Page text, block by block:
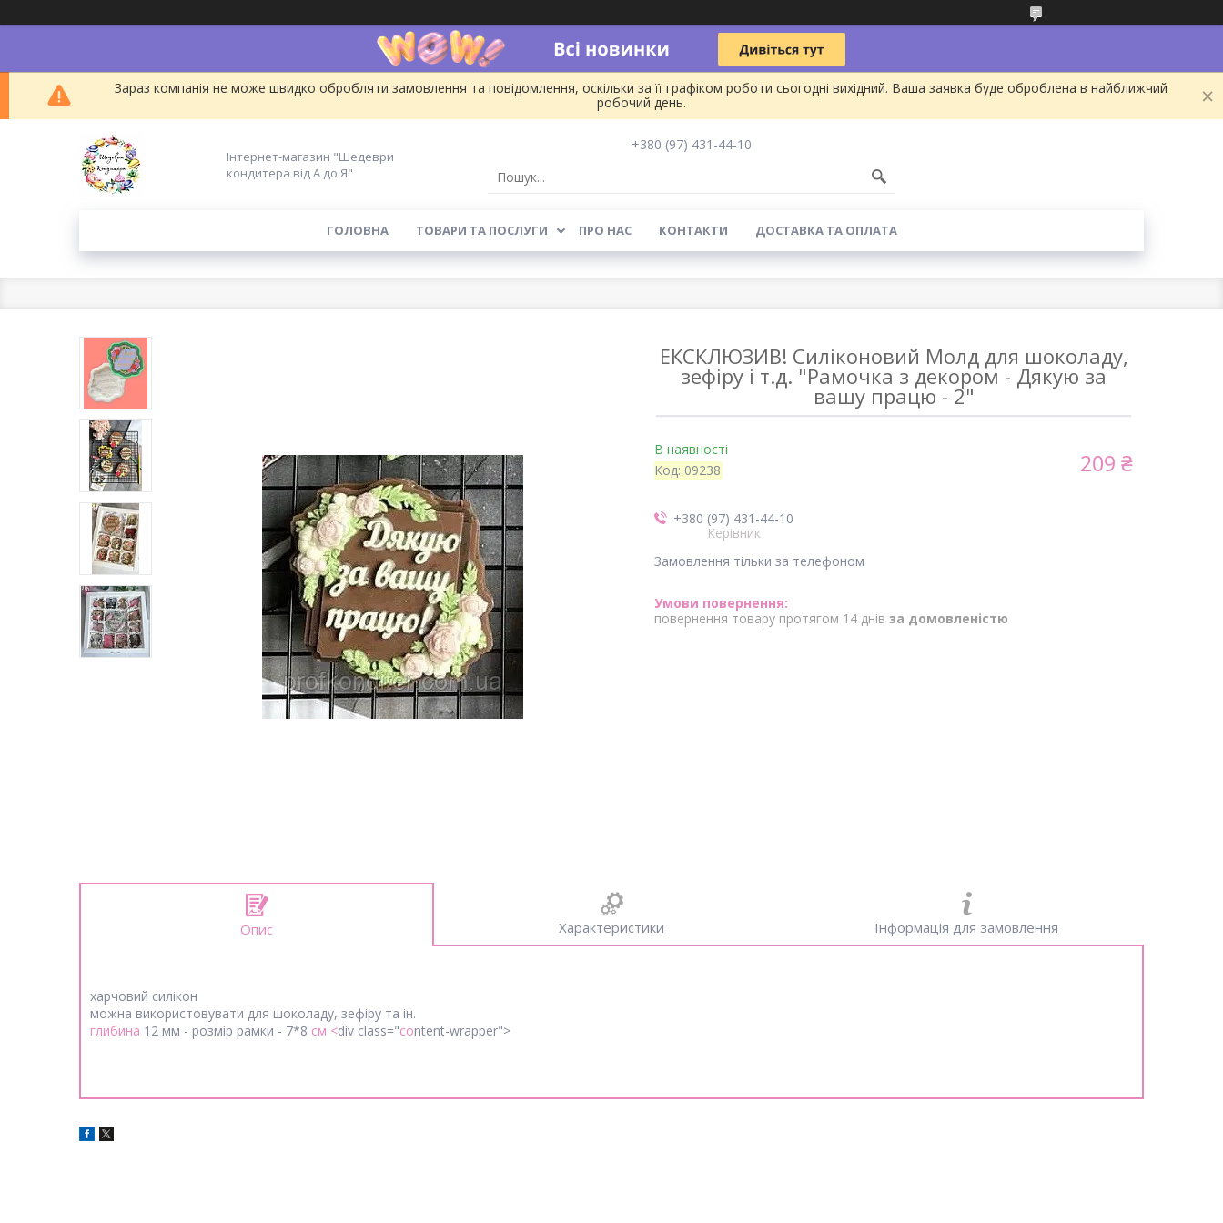
Зараз компанія не може швидко обробляти замовлення та повідомлення, оскільки за її графіком роботи сьогодні вихідний. Ваша заявка буде оброблена в найближчий
робочий день.
Інтернет-магазин "Шедеври
кондитера від А до Я"
+380 (97) 431-44-10
ГОЛОВНА ТОВАРИ ТА ПОСЛУГИ ПРО НАС КОНТАКТИ ДОСТАВКА ТА ОПЛАТА
ЕКСКЛЮЗИВ! Силіконовий Молд для шоколаду,
зефіру і т.д. "Рамочка з декором - Дякую за
вашу працю - 2"
В наявності
Код: 09238 209 ₴
+380 (97) 431-44-10
Керівник
Замовлення тільки за телефоном
повернення товару протягом 14 днів за домовленістю
Опис Характеристики Інформація для замовлення
харчовий силікон
можна використовувати для шоколаду, зефіру та ін.
глибина 12 мм - розмір рамки - 7*8 см <div class="content-wrapper">